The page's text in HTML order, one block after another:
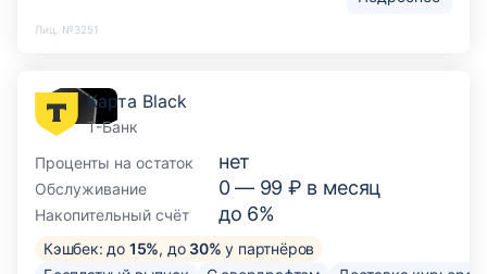
Лиц. №3251
Карта Black
Т-Банк
Проценты на остаток
нет
Обслуживание 0 — 99 ₽ в месяц
Накопительный счёт до 6%
Кэшбек: до 15%, до 30% у партнёров